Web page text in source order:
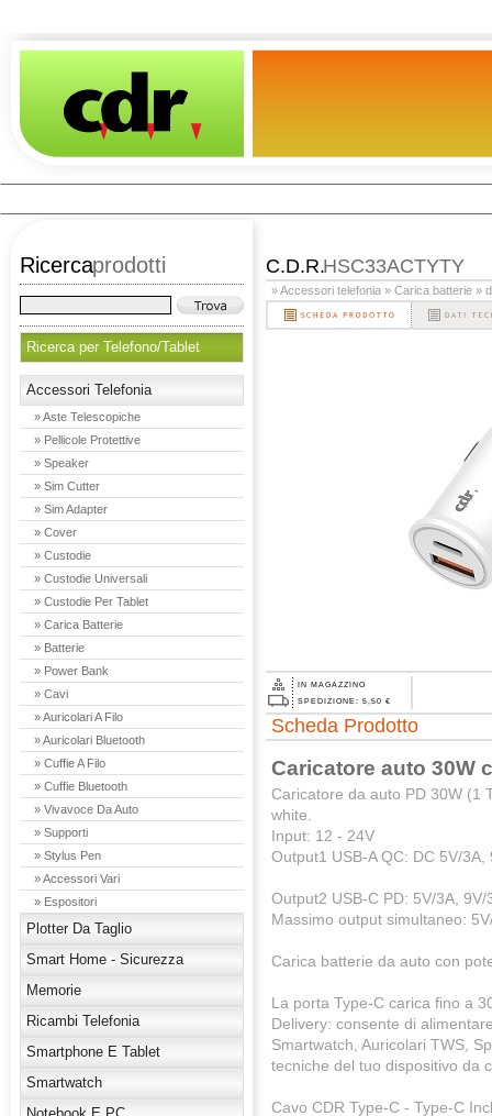
Ricercaprodotti
Ricerca per Telefono/Tablet
Accessori Telefonia
» Aste Telescopiche
» Pellicole Protettive
» Speaker
» Sim Cutter
» Sim Adapter
» Cover
» Custodie
» Custodie Universali
» Custodie Per Tablet
» Carica Batterie
» Batterie
» Power Bank
» Cavi
» Auricolari A Filo
» Auricolari Bluetooth
» Cuffie A Filo
» Cuffie Bluetooth
» Vivavoce Da Auto
» Supporti
» Stylus Pen
» Accessori Vari
» Espositori
Plotter Da Taglio
Smart Home - Sicurezza
Memorie
Ricambi Telefonia
Smartphone E Tablet
Smartwatch
C.D.R.HSC33ACTYTY
» Accessori telefonia » Carica batterie »
IN MAGAZZINO
SPEDIZIONE: 5,50 €
Scheda Prodotto
Caricatore auto 30W
Caricatore da auto PD 30W (1
white.
Input: 12 - 24V
Output1 USB-A QC: DC 5V/3A,
Output2 USB-C PD: 5V/3A,
Massimo output simultaneo:
Carica batterie da auto con
La porta Type-C carica fino a
Delivery: consente di
Smartwatch, Auricolari TWS,
tecniche del tuo dispositivo da
Cavo CDR Type-C - Type-C